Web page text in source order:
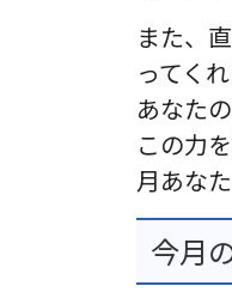
また、
ってく
あなた
この力
月あな
今月